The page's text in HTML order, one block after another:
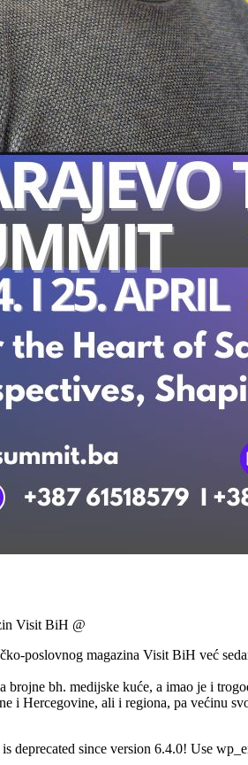
Visit BiH @
poslovnog magazina Visit BiH već
bh. medijske kuće, a imao je i
i Hercegovine, ali i regiona, pa većinu
deprecated since version 6.4.0! Use